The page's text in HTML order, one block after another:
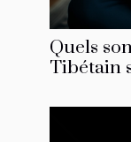
Quels
Tibétain